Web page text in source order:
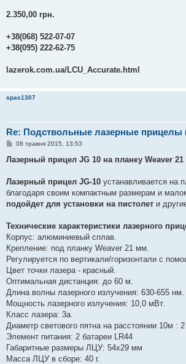
2.350,00 грн.
+38(068) 522-07-07
+38(095) 222-62-75
lazerok.com.ua/LCU_Accurate.html
spas1307
Re: Подствольные лазерные прицелы
П
в
о
л
е
н
я
08 травня 2015, 13:53
Лазерный прицел JG 10 на планку Weaver
Лазерный прицел JG-10 устанавливается на
благодаря своим компактным размерам и
подойдет для установки на пистолет и
Технические характеристики лазерного
Корпус: алюминиевый сплав.
Крепление: под планку Weaver 21 мм.
Регулируется по вертикали/горизонтали с
Цвет точки лазера - красный.
Оптимальная дистанция: до 60 м.
Длина волны лазерного излучения: 630-655 нм.
Мощность лазерного излучения: 10,0 мВт.
Класс лазера: 3а.
Диаметр светового пятна на расстоянии 10м :
Элемент питания: 2 батареи LR44
Габаритные размеры ЛЦУ: 54х29 мм
Масса ЛЦУ в сборе: 40 г.